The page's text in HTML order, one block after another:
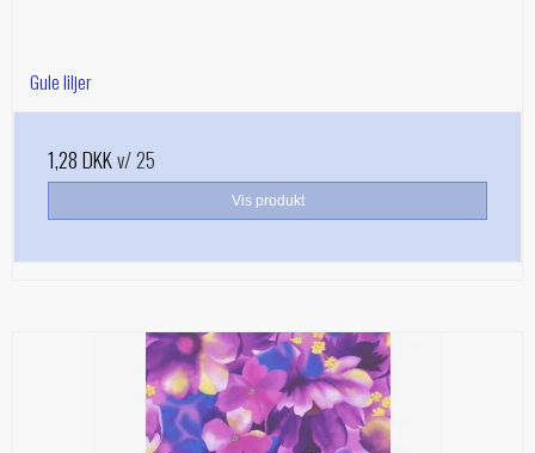
Gule liljer
1,28 DKKv/ 25
Vis produkt